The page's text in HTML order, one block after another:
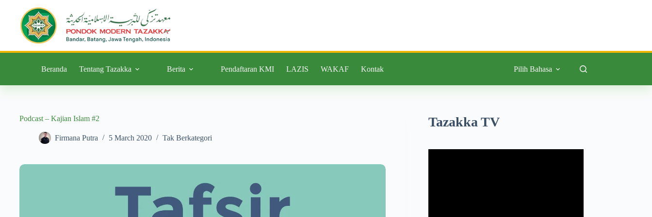
Beranda Tentang Tazakka Berita Pendaftaran KMI LAZIS WAKAF Kontak Pilih Bahasa
Podcast – Kajian Islam #2
Firmana Putra 5 March 2020 Tak Berkategori
Tazakka TV